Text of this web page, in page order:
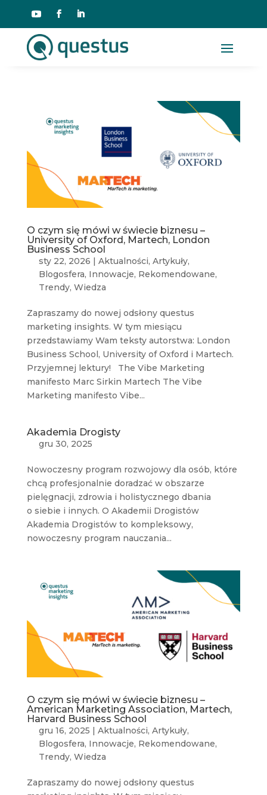
O czym się mówi w świecie biznesu –
University of Oxford, Martech, London
Business School
sty 22, 2026 | Aktualności, Artykuły,
Blogosfera, Innowacje, Rekomendowane,
Trendy, Wiedza
Zapraszamy do nowej odsłony questus
marketing insights. W tym miesiącu
przedstawiamy Wam teksty autorstwa: London
Business School, University of Oxford i Martech.
Przyjemnej lektury! The Vibe Marketing
manifesto Marc Sirkin Martech The Vibe
Marketing manifesto Vibe...
Akademia Drogisty
gru 30, 2025
Nowoczesny program rozwojowy dla osób, które
chcą profesjonalnie doradzać w obszarze
pielęgnacji, zdrowia i holistycznego dbania
o siebie i innych. O Akademii Drogistów
Akademia Drogistów to kompleksowy,
nowoczesny program nauczania...
O czym się mówi w świecie biznesu –
American Marketing Association, Martech,
Harvard Business School
gru 16, 2025 | Aktualności, Artykuły,
Blogosfera, Innowacje, Rekomendowane,
Trendy, Wiedza
Zapraszamy do nowej odsłony questus